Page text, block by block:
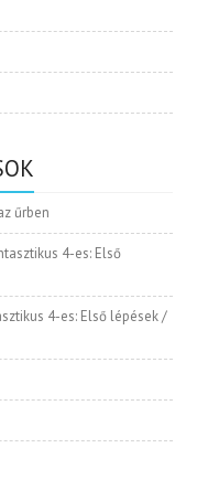
űrben
4-es: Első
4-es: Első lépések /